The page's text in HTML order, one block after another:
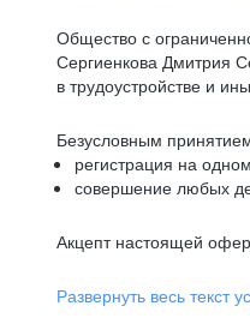
Общество с
Сергиенкова Дмитрия
в трудоустройстве и
Безусловным
регистрация на
совершение любых
Акцепт настоящей
Развернуть весь текст